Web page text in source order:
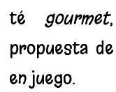
tégourmet
propuesta
en juego.